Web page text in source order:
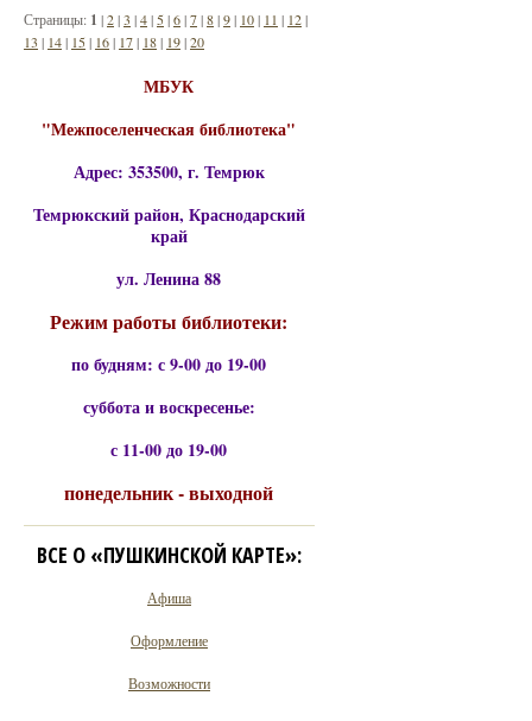
Страницы: 1 |2|3 |4| 5|6|7|8|9| 10| 11 | 12|
13 | 14| 15| 16| 17| 18| 19|20
МБУК
"Межпоселенческая библиотека"
Адрес: 353500, г. Темрюк
Темрюкский район, Краснодарский
край
ул. Ленина 88
Режим работы библиотеки:
по будням: с 9-00 до 19-00
суббота и воскресенье:
с 11-00 до 19-00
понедельник - выходной
ВСЕ О «ПУШКИНСКОЙ КАРТЕ»:
Афиша
Оформление
Возможности